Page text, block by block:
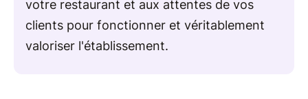
votre restaurant et aux attentes de vos
clients pour fonctionner et véritablement
valoriser l'établissement.